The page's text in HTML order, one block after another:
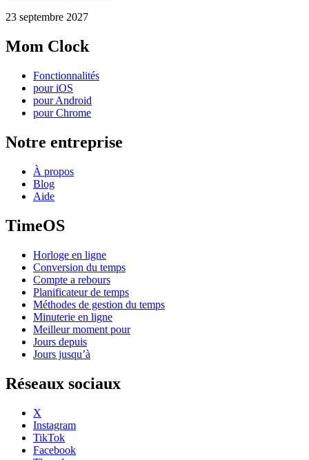
23 septembre 2027
Mom Clock
Fonctionnalités
pour iOS
pour Android
pour Chrome
Notre entreprise
À propos
Blog
Aide
TimeOS
Horloge en ligne
Conversion du temps
Compte a rebours
Planificateur de temps
Méthodes de gestion du temps
Minuterie en ligne
Meilleur moment pour
Jours depuis
Jours jusqu’à
Réseaux sociaux
X
Instagram
TikTok
Facebook